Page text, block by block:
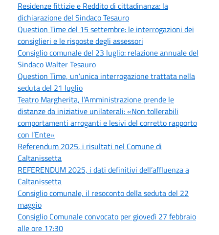
Residenze fittizie e Reddito di cittadinanza: la
dichiarazione del Sindaco Tesauro
Question Time del 15 settembre: le interrogazioni dei
consiglieri e le risposte degli assessori
Consiglio comunale del 23 luglio: relazione annuale del
Sindaco Walter Tesauro
Question Time, un’unica interrogazione trattata nella
seduta del 21 luglio
Teatro Margherita, l’Amministrazione prende le
distanze da iniziative unilaterali: «Non tollerabili
comportamenti arroganti e lesivi del corretto rapporto
con l’Ente»
Referendum 2025, i risultati nel Comune di
Caltanissetta
REFERENDUM 2025, i dati definitivi dell’affluenza a
Caltanissetta
Consiglio comunale, il resoconto della seduta del 22
maggio
Consiglio Comunale convocato per giovedì 27 febbraio
alle ore 17:30